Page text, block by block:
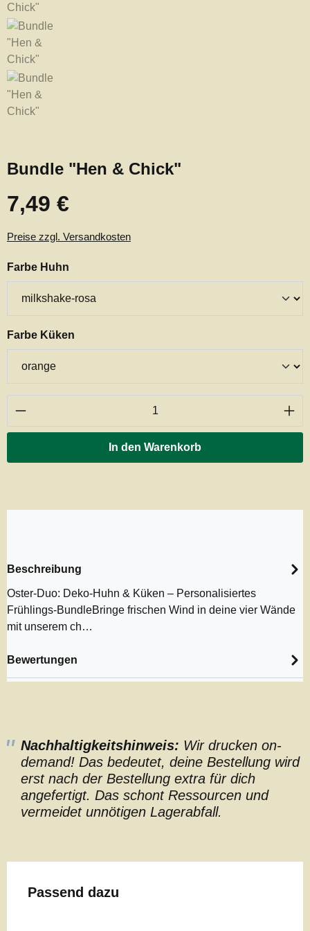
Bundle "Hen & Chick"
Regulärer Preis:
7,49 €
Preise zzgl. Versandkosten
Farbe Huhn
Farbe Küken
Produkt Anzahl: Gib den gewünschten
In den Warenkorb
Beschreibung
Oster-Duo: Deko-Huhn & Küken – Personalisiertes
Frühlings-BundleBringe frischen Wind in deine vier Wände
mit unserem ch…
Bewertungen
Nachhaltigkeitshinweis: Wir drucken on-
demand! Das bedeutet, deine Bestellung wird
erst nach der Bestellung extra für dich
angefertigt. Das schont Ressourcen und
vermeidet unnötigen Lagerabfall.
Produktgalerie überspringen
Passend dazu